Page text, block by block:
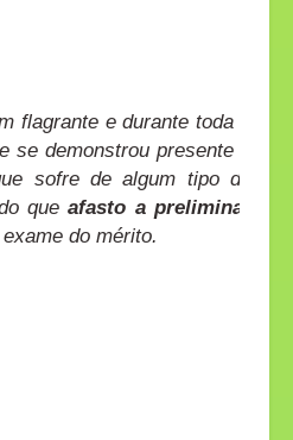
flagrante e durante toda a
se demonstrou presente a
sofre de algum tipo de
queafasto a preliminar
do mérito.